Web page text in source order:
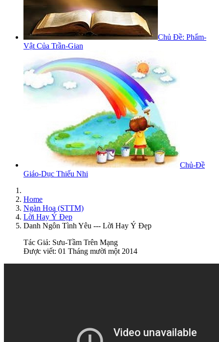
Chủ Đề: Phẩm-
Vật Của Trần-Gian
Chủ-Đề
Giáo-Dục Thiếu Nhi
Home
Ngàn Hoa (STTM)
Lời Hay Ý Đẹp
Danh Ngôn Tình Yêu --- Lời Hay Ý Đẹp
Tác Giả: Sưu-Tầm Trên Mạng
Được viết: 01 Tháng mười một 2014